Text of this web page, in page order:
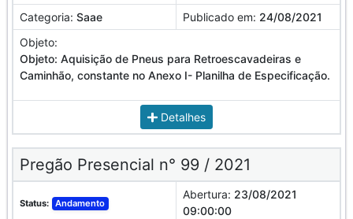
Categoria: Saae Publicado em: 24/08/2021
Objeto:
Objeto: Aquisição de Pneus para Retroescavadeiras e
Caminhão, constante no Anexo I- Planilha de Especificação.
Detalhes
Pregão Presencial n° 99 / 2021
Status: Andamento
Abertura: 23/08/2021
09:00:00